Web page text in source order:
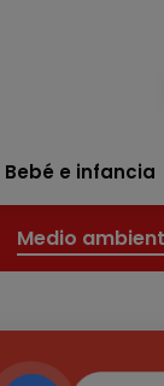
Bebé e infancia
Medio